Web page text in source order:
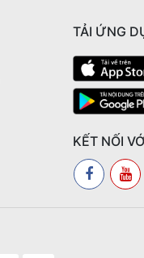
TẢI ỨNG
KẾT NỐI